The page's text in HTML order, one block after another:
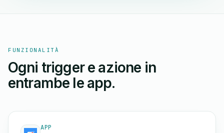
FUNZIONALITÀ
Ogni trigger e azione in
entrambe le app.
APP